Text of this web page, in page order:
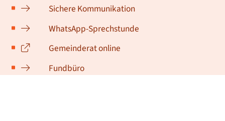
Sichere Kommunikation
WhatsApp-Sprechstunde
Gemeinderat online
Fundbüro